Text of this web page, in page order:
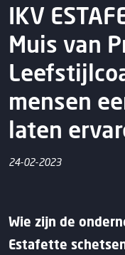
IKV
Muis van
mensen
laten
24-02-2023
Wie zijn de
Estafette